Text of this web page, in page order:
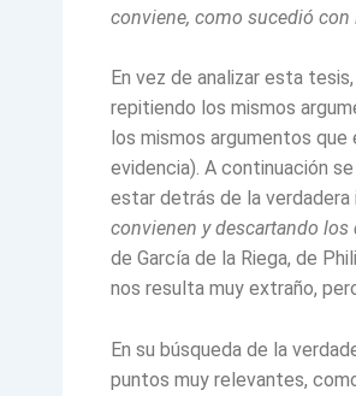
conviene, como sucedió con
En vez de analizar esta
repitiendo los mismos
los mismos argumentos
evidencia). A continuación
estar detrás de la verdadera
convienen y descartando los
de García de la Riega, de
nos resulta muy extraño,
En su búsqueda de la
puntos muy relevantes,